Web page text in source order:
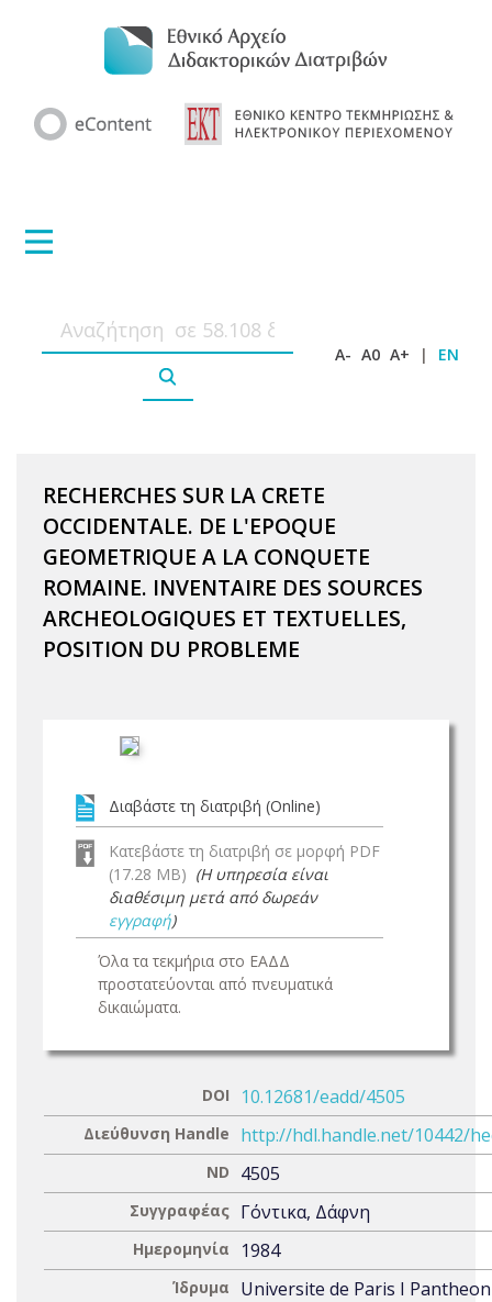
A- A0 A+ | EN
RECHERCHES SUR LA CRETE
OCCIDENTALE. DE L'EPOQUE
GEOMETRIQUE A LA CONQUETE
ROMAINE. INVENTAIRE DES SOURCES
ARCHEOLOGIQUES ET TEXTUELLES,
POSITION DU PROBLEME
Διαβάστε τη διατριβή (Online)
Κατεβάστε τη διατριβή σε μορφή PDF
(17.28 MB) (Η υπηρεσία είναι
διαθέσιμη μετά από δωρεάν
εγγραφή)
Όλα τα τεκμήρια στο ΕΑΔΔ
προστατεύονται από πνευματικά
δικαιώματα.
DOI 10.12681/eadd/4505
Διεύθυνση Handle http://hdl.handle.net/10442/
ND 4505
Συγγραφέας Γόντικα, Δάφνη
Ημερομηνία 1984
Ίδρυμα
Universite de Paris I Pantheon